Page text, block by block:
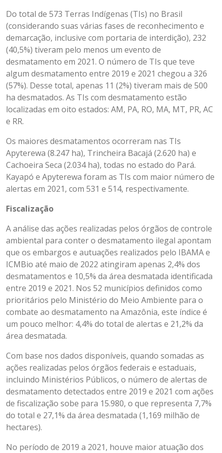
Do total de 573 Terras Indígenas (TIs) no Brasil
(considerando suas várias fases de reconhecimento e
demarcação, inclusive com portaria de interdição), 232
(40,5%) tiveram pelo menos um evento de
desmatamento em 2021. O número de TIs que teve
algum desmatamento entre 2019 e 2021 chegou a 326
(57%). Desse total, apenas 11 (2%) tiveram mais de 500
ha desmatados. As TIs com desmatamento estão
localizadas em oito estados: AM, PA, RO, MA, MT, PR, AC
e RR.
Os maiores desmatamentos ocorreram nas TIs
Apyterewa (8.247 ha), Trincheira Bacajá (2.620 ha) e
Cachoeira Seca (2.034 ha), todas no estado do Pará.
Kayapó e Apyterewa foram as TIs com maior número de
alertas em 2021, com 531 e 514, respectivamente.
Fiscalização
A análise das ações realizadas pelos órgãos de controle
ambiental para conter o desmatamento ilegal apontam
que os embargos e autuações realizados pelo IBAMA e
ICMBio até maio de 2022 atingiram apenas 2,4% dos
desmatamentos e 10,5% da área desmatada identificada
entre 2019 e 2021. Nos 52 municípios definidos como
prioritários pelo Ministério do Meio Ambiente para o
combate ao desmatamento na Amazônia, este índice é
um pouco melhor: 4,4% do total de alertas e 21,2% da
área desmatada.
Com base nos dados disponíveis, quando somadas as
ações realizadas pelos órgãos federais e estaduais,
incluindo Ministérios Públicos, o número de alertas de
desmatamento detectados entre 2019 e 2021 com ações
de fiscalização sobe para 15.980, o que representa 7,7%
do total e 27,1% da área desmatada (1,169 milhão de
hectares).
No período de 2019 a 2021, houve maior atuação dos